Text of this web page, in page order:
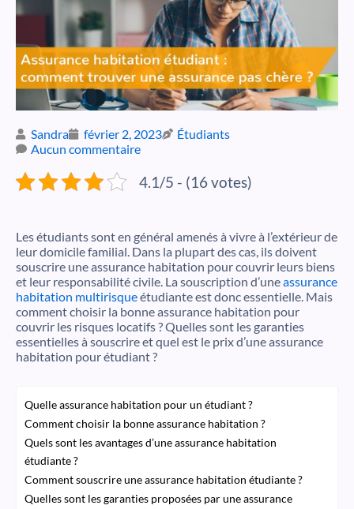
Sandra février 2, 2023
Étudiants
Aucun commentaire
4.1/5 - (16 votes)
Les étudiants sont en général amenés à vivre à l’extérieur de
leur domicile familial. Dans la plupart des cas, ils doivent
souscrire une assurance habitation pour couvrir leurs biens
et leur responsabilité civile. La souscription d’uneassurance
habitation multirisqueétudiante est donc essentielle. Mais
comment choisir la bonne assurance habitation pour
couvrir les risques locatifs ? Quelles sont les garanties
essentielles à souscrire et quel est le prix d’une assurance
habitation pour étudiant ?
Quelle assurance habitation pour un étudiant ?
Comment choisir la bonne assurance habitation ?
Quels sont les avantages d’une assurance habitation
étudiante ?
Comment souscrire une assurance habitation étudiante ?
Quelles sont les garanties proposées par une assurance